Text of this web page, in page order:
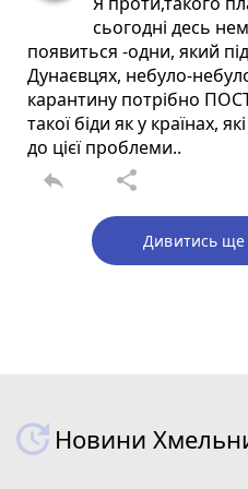
сьогодні десь
появиться -одни, який
Дунаєвцях, небуло-
карантину потрібно
такої біди як у країнах,
до цієї проблеми..
reply share
Дивитись ще
Новини